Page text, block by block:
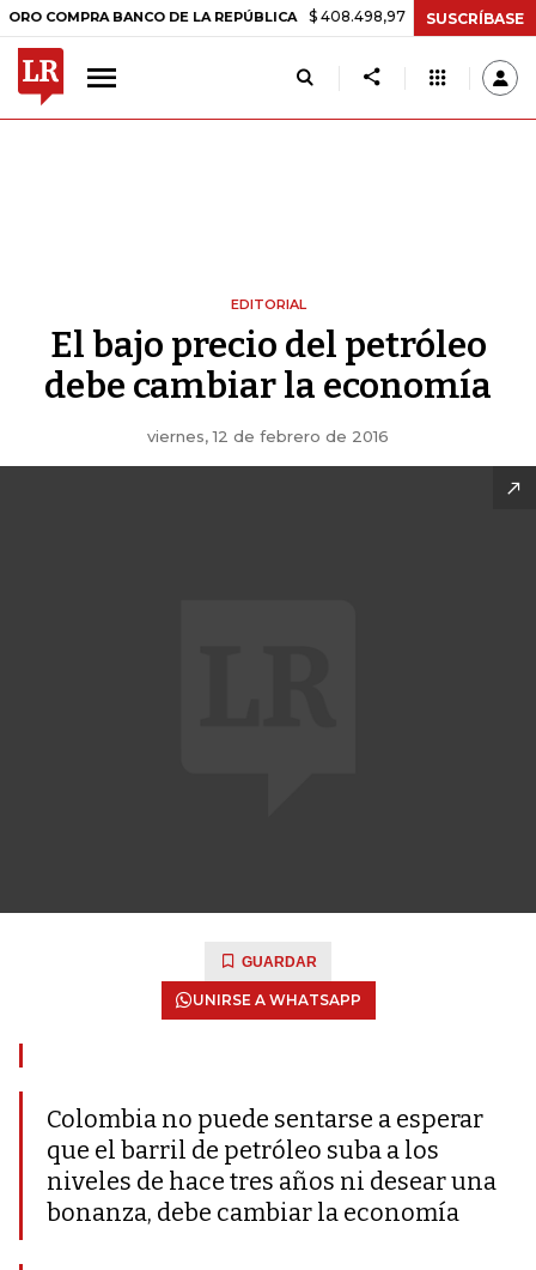
BANCO DE LA REPÚBLICA $ 408.498,97 +$ 8.753,81 +2,19%
SUSCRÍBASE
EDITORIAL
El bajo precio del petróleo
debe cambiar la economía
viernes, 12 de febrero de 2016
GUARDAR
UNIRSE A WHATSAPP
Colombia no puede sentarse a esperar
que el barril de petróleo suba a los
niveles de hace tres años ni desear una
bonanza, debe cambiar la economía